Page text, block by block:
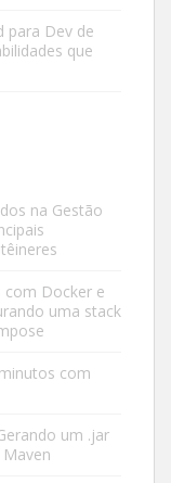
para Dev de
que
na Gestão
com Docker e
uma stack
com
um .jar